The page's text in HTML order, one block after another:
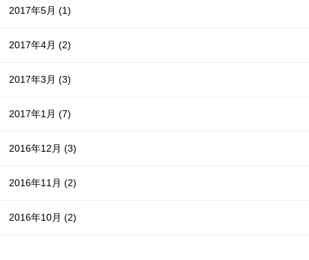
2017年5月(1)
2017年4月(2)
2017年3月(3)
2017年1月(7)
2016年12月(3)
2016年11月(2)
2016年10月(2)